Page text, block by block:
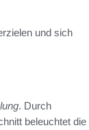
und sich
. Durch
beleuchtet die